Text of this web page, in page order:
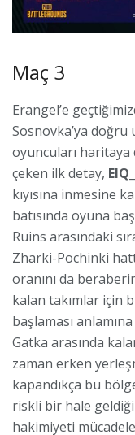
Maç 3
Erangel’e
Sosnovka’ya
oyuncuları haritaya
çeken ilk detay,
kıyısına inmesine
batısında oyuna
Ruins arasındaki
Zharki-Pochinki
oranını da
kalan takımlar için
başlaması
Gatka arasında
zaman erken
kapandıkça bu
riskli bir hale
hakimiyeti